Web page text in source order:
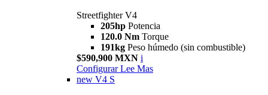
Streetfighter V4
205hp Potencia
120.0 Nm Torque
191kg Peso húmedo (sin combustible)
$590,900 MXN i
Configurar Lee Mas
new V4 S